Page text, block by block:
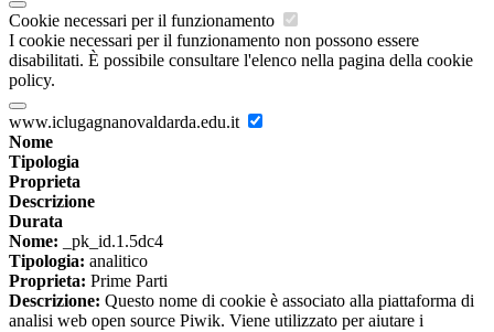
Cookie necessari per il funzionamento
I cookie necessari per il funzionamento non possono essere
disabilitati. È possibile consultare l'elenco nella pagina della cookie
policy.
www.iclugagnanovaldarda.edu.it
Nome
Tipologia
Proprieta
Descrizione
Durata
Nome: _pk_id.1.5dc4
Tipologia: analitico
Proprieta: Prime Parti
Descrizione: Questo nome di cookie è associato alla piattaforma di
analisi web open source Piwik. Viene utilizzato per aiutare i